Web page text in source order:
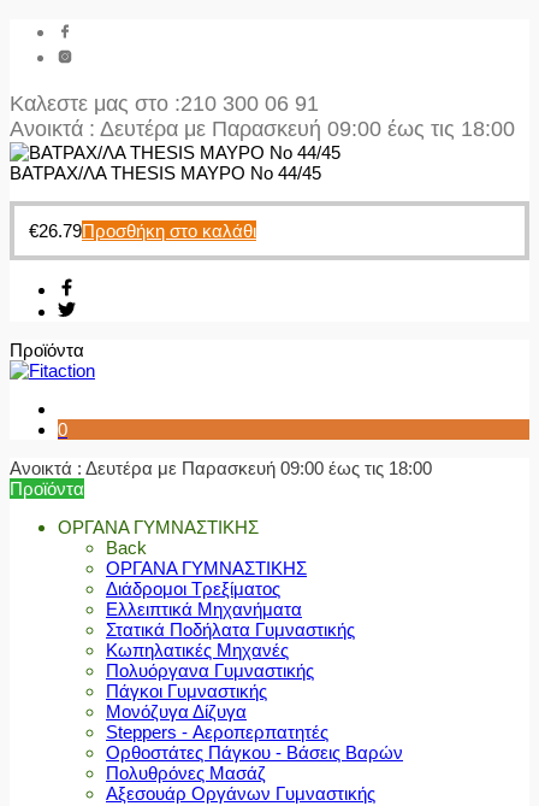
Καλεστε μας στο :210 300 06 91
Ανοικτά : Δευτέρα με Παρασκευή 09:00 έως τις 18:00
ΒΑΤΡΑΧ/ΛΑ THESIS ΜΑΥΡΟ No 44/45
€26.79Προσθήκη στο καλάθι
Προϊόντα
0
Ανοικτά : Δευτέρα με Παρασκευή 09:00 έως τις 18:00
Προϊόντα
ΟΡΓΑΝΑ ΓΥΜΝΑΣΤΙΚΗΣ
Back
ΟΡΓΑΝΑ ΓΥΜΝΑΣΤΙΚΗΣ
Διάδρομοι Τρεξίματος
Ελλειπτικά Μηχανήματα
Στατικά Ποδήλατα Γυμναστικής
Κωπηλατικές Μηχανές
Πολυόργανα Γυμναστικής
Πάγκοι Γυμναστικής
Μονόζυγα Δίζυγα
Steppers - Αεροπερπατητές
Ορθοστάτες Πάγκου - Βάσεις Βαρών
Πολυθρόνες Μασάζ
Αξεσουάρ Οργάνων Γυμναστικής